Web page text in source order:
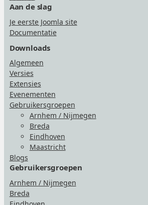
Aan de slag
Je eerste Joomla site
Documentatie
Downloads
Algemeen
Versies
Extensies
Evenementen
Gebruikersgroepen
Arnhem / Nijmegen
Breda
Eindhoven
Maastricht
Blogs
Gebruikersgroepen
Arnhem / Nijmegen
Breda